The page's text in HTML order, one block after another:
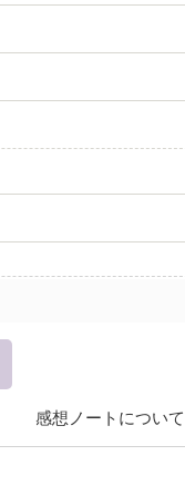
感想ノートについて